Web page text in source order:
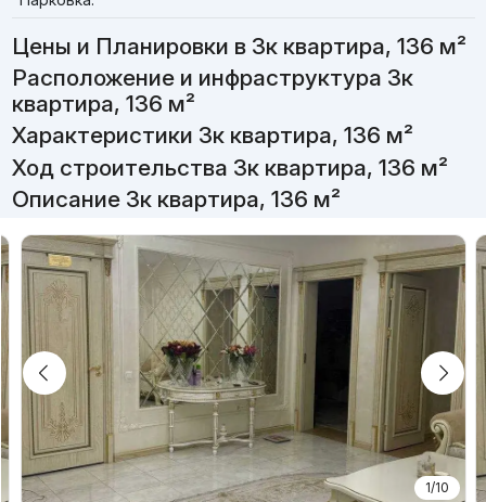
Цены и Планировки в 3к квартира, 136 м²
Расположение и инфраструктура 3к
квартира, 136 м²
Характеристики 3к квартира, 136 м²
Ход строительства 3к квартира, 136 м²
Описание 3к квартира, 136 м²
1/10